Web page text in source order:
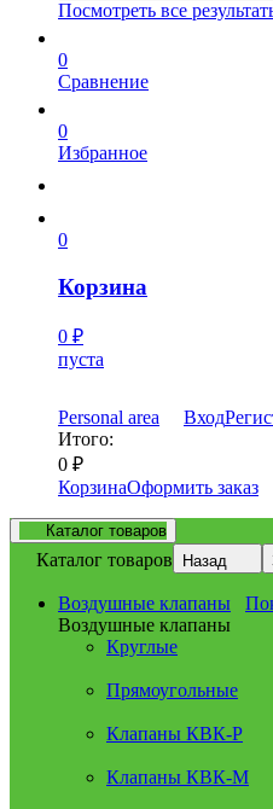
Посмотреть все
0
Сравнение
0
Избранное
0
Корзина
0 ₽
пуста
Personal area Вход
Итого:
0 ₽
КорзинаОформить заказ
Каталог товаров
Каталог товаров Назад
Воздушные клапаны
Воздушные клапаны
Круглые
Прямоугольные
Клапаны КВК-Р
Клапаны КВК-М